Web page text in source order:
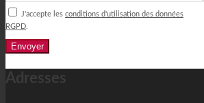
J'accepte les conditions d'utilisation des données
RGPD
Adresses